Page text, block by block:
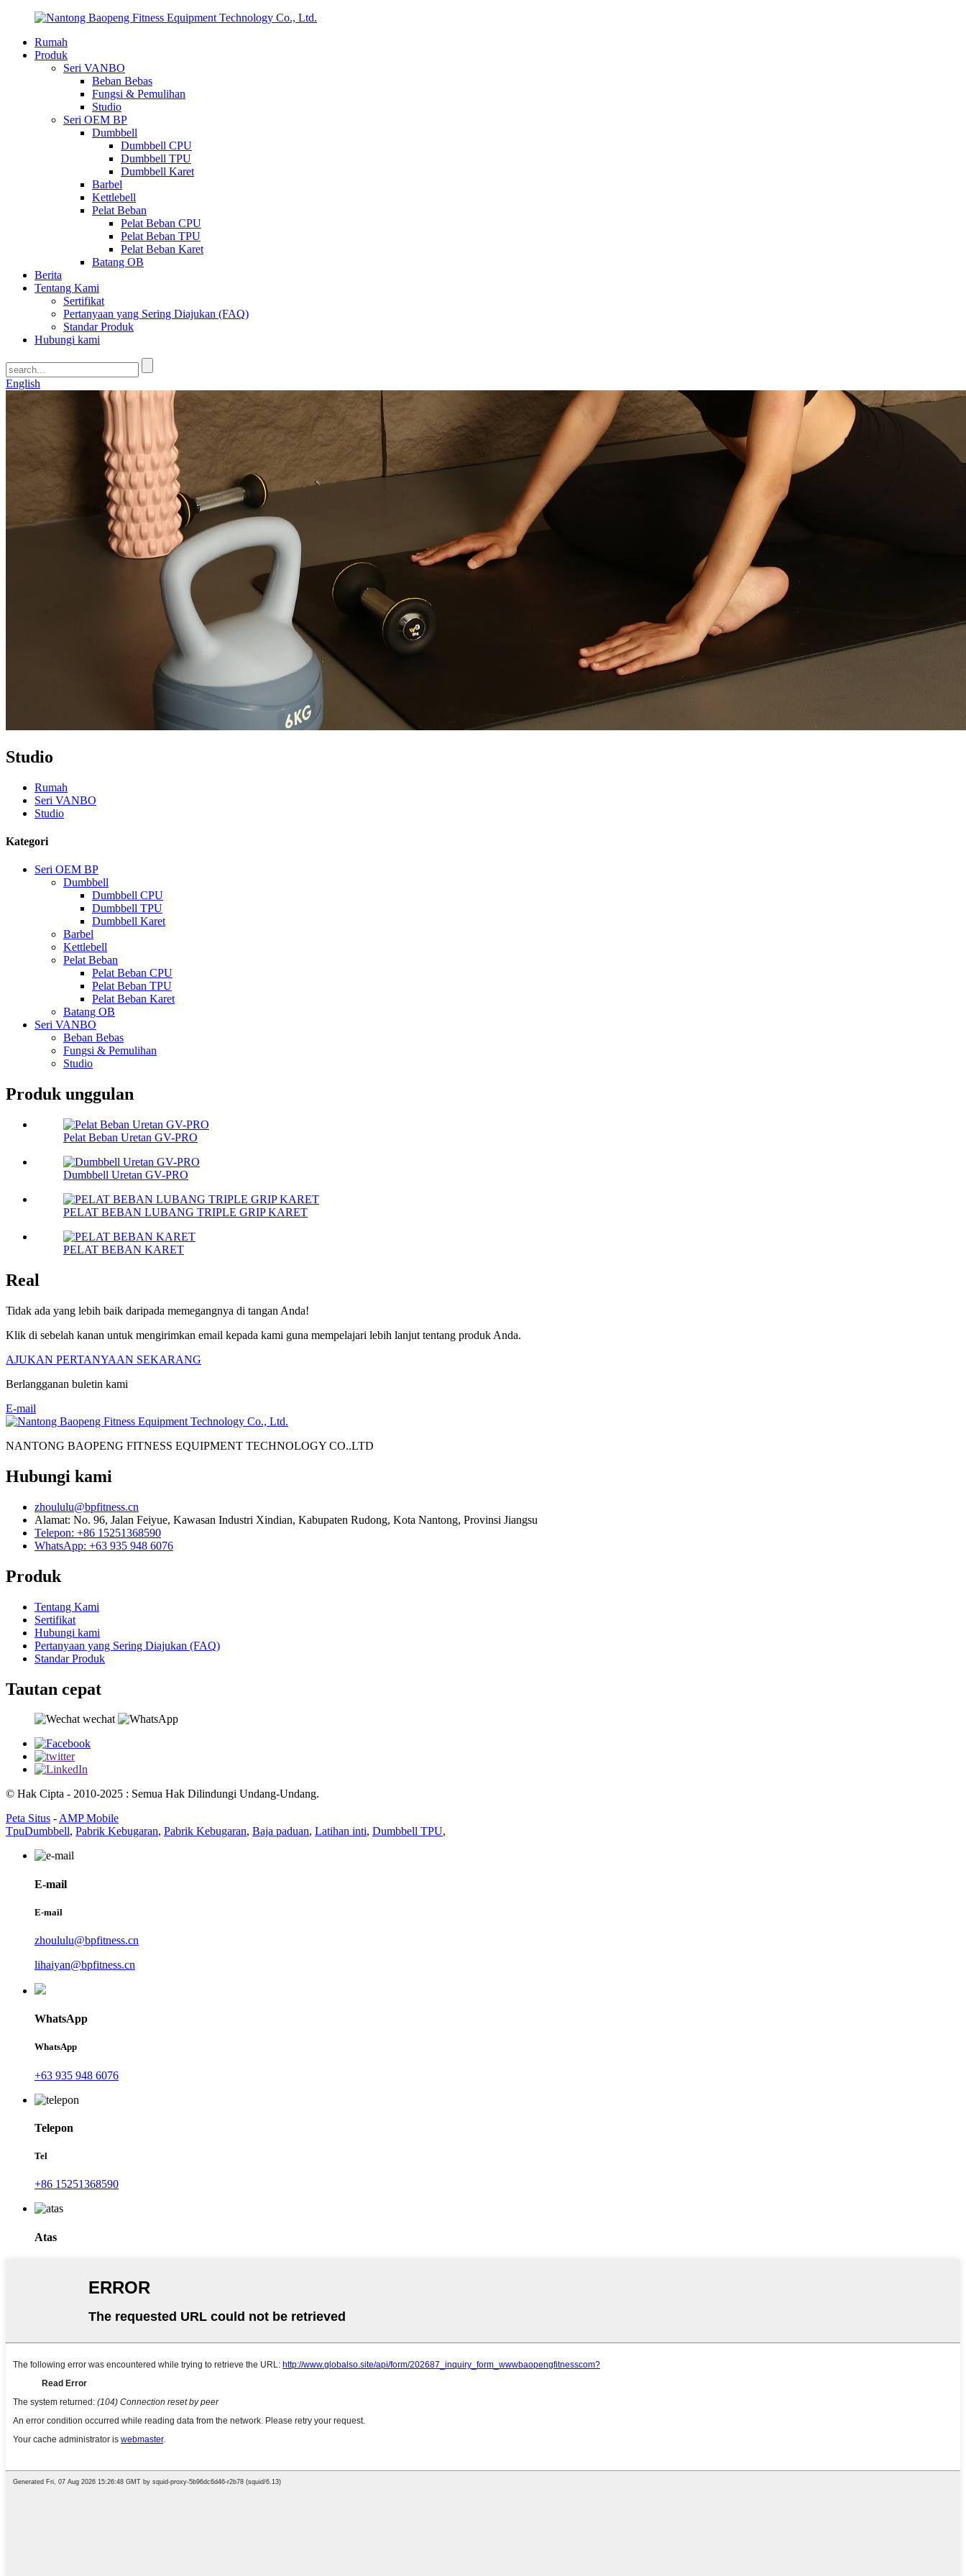
Rumah
Produk
Seri VANBO
Beban Bebas
Fungsi & Pemulihan
Studio
Seri OEM BP
Dumbbell
Dumbbell CPU
Dumbbell TPU
Dumbbell Karet
Barbel
Kettlebell
Pelat Beban
Pelat Beban CPU
Pelat Beban TPU
Pelat Beban Karet
Batang OB
Berita
Tentang Kami
Sertifikat
Pertanyaan yang Sering Diajukan (FAQ)
Standar Produk
Hubungi kami
English
Studio
Rumah
Seri VANBO
Studio
Kategori
Seri OEM BP
Dumbbell
Dumbbell CPU
Dumbbell TPU
Dumbbell Karet
Barbel
Kettlebell
Pelat Beban
Pelat Beban CPU
Pelat Beban TPU
Pelat Beban Karet
Batang OB
Seri VANBO
Beban Bebas
Fungsi & Pemulihan
Studio
Produk unggulan
Pelat Beban Uretan GV-PRO
Dumbbell Uretan GV-PRO
PELAT BEBAN LUBANG TRIPLE GRIP KARET
PELAT BEBAN KARET
Real
Tidak ada yang lebih baik daripada memegangnya di tangan Anda!
Klik di sebelah kanan untuk mengirimkan email kepada kami guna mempelajari lebih lanjut tentang produk Anda.
AJUKAN PERTANYAAN SEKARANG
Berlangganan buletin kami
E-mail
NANTONG BAOPENG FITNESS EQUIPMENT TECHNOLOGY CO..LTD
Hubungi kami
zhoululu@bpfitness.cn
Alamat: No. 96, Jalan Feiyue, Kawasan Industri Xindian, Kabupaten Rudong, Kota Nantong, Provinsi Jiangsu
Telepon: +86 15251368590
WhatsApp: +63 935 948 6076
Produk
Tentang Kami
Sertifikat
Hubungi kami
Pertanyaan yang Sering Diajukan (FAQ)
Standar Produk
Tautan cepat
© Hak Cipta - 2010-2025 : Semua Hak Dilindungi Undang-Undang.
Peta Situs -AMP Mobile
TpuDumbbell, Pabrik Kebugaran, Pabrik Kebugaran, Baja paduan, Latihan inti, Dumbbell TPU,
E-mail
E-mail
zhoululu@bpfitness.cn
lihaiyan@bpfitness.cn
WhatsApp
WhatsApp
+63 935 948 6076
Telepon
Tel
+86 15251368590
Atas